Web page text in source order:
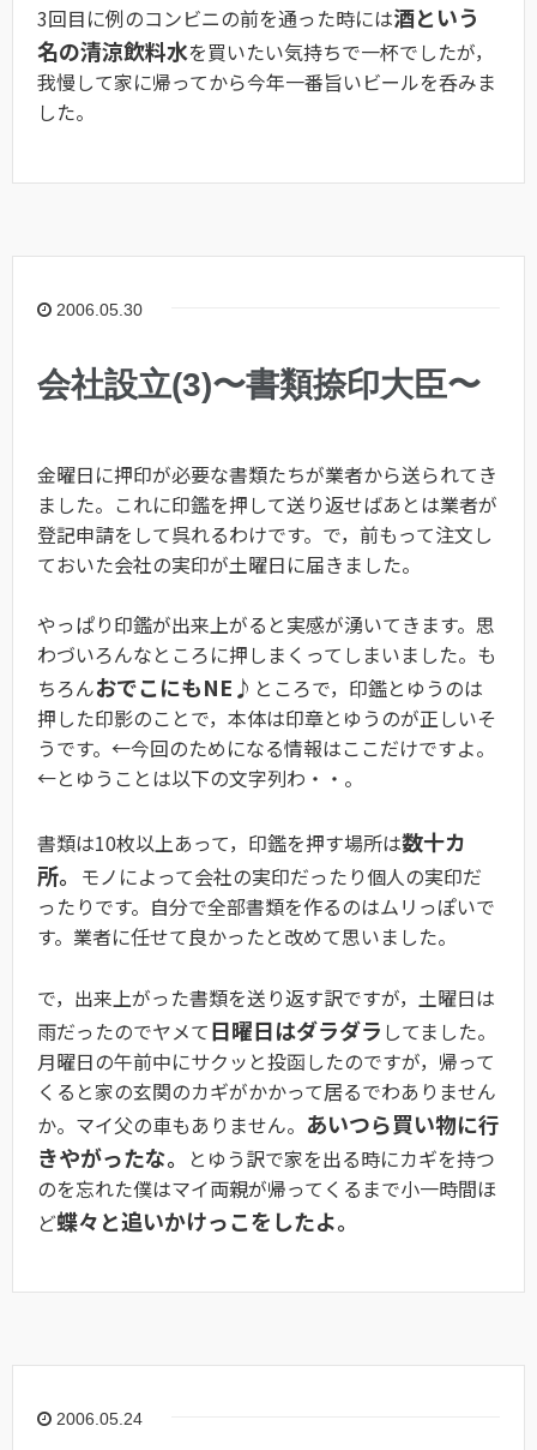
3回目に例のコンビニの前を通った時には酒という
名の清涼飲料水を買いたい気持ちで一杯でしたが，
我慢して家に帰ってから今年一番旨いビールを呑みま
した。
2006.05.30
会社設立(3)〜書類捺印大臣〜
金曜日に押印が必要な書類たちが業者から送られてき
ました。これに印鑑を押して送り返せばあとは業者が
登記申請をして呉れるわけです。で，前もって注文し
ておいた会社の実印が土曜日に届きました。
やっぱり印鑑が出来上がると実感が湧いてきます。思
わづいろんなところに押しまくってしまいました。も
ちろんおでこにもNE♪ ところで，印鑑とゆうのは
押した印影のことで，本体は印章とゆうのが正しいそ
うです。←今回のためになる情報はここだけですよ。
←とゆうことは以下の文字列わ・・。
書類は10枚以上あって，印鑑を押す場所は数十カ
所。 モノによって会社の実印だったり個人の実印だ
ったりです。自分で全部書類を作るのはムリっぽいで
す。業者に任せて良かったと改めて思いました。
で，出来上がった書類を送り返す訳ですが，土曜日は
雨だったのでヤメて日曜日はダラダラ してました。
月曜日の午前中にサクッと投函したのですが，帰って
くると家の玄関のカギがかかって居るでわありません
か。マイ父の車もありません。 あいつら買い物に行
きやがったな。 とゆう訳で家を出る時にカギを持つ
のを忘れた僕はマイ両親が帰ってくるまで小一時間ほ
ど蝶々と追いかけっこをしたよ。
2006.05.24